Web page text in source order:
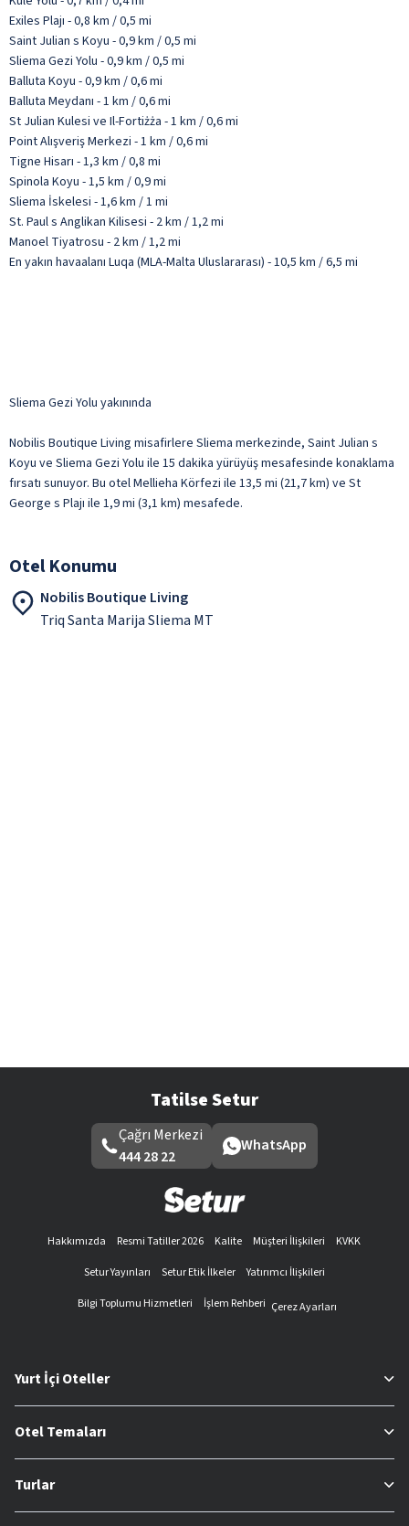
Exiles Plajı - 0,8 km / 0,5 mi
Saint Julian s Koyu - 0,9 km / 0,5 mi
Sliema Gezi Yolu - 0,9 km / 0,5 mi
Balluta Koyu - 0,9 km / 0,6 mi
Balluta Meydanı - 1 km / 0,6 mi
St Julian Kulesi ve Il-Fortiżża - 1 km / 0,6 mi
Point Alışveriş Merkezi - 1 km / 0,6 mi
Tigne Hisarı - 1,3 km / 0,8 mi
Spinola Koyu - 1,5 km / 0,9 mi
Sliema İskelesi - 1,6 km / 1 mi
St. Paul s Anglikan Kilisesi - 2 km / 1,2 mi
Manoel Tiyatrosu - 2 km / 1,2 mi
En yakın havaalanı Luqa (MLA-Malta Uluslararası) - 10,5 km / 6,5 mi
Sliema Gezi Yolu yakınında
Nobilis Boutique Living misafirlere Sliema merkezinde, Saint Julian s
Koyu ve Sliema Gezi Yolu ile 15 dakika yürüyüş mesafesinde konaklama
fırsatı sunuyor. Bu otel Mellieha Körfezi ile 13,5 mi (21,7 km) ve St
George s Plajı ile 1,9 mi (3,1 km) mesafede.
Otel Konumu
Nobilis Boutique Living
Triq Santa Marija Sliema MT
Tatilse Setur
Çağrı Merkezi
444 28 22
WhatsApp
Hakkımızda Resmi Tatiller 2026 Kalite Müşteri İlişkileri
KVKK
Setur Yayınları
Setur Etik İlkeler
Yatırımcı İlişkileri
Bilgi Toplumu Hizmetleri
İşlem Rehberi Çerez Ayarları
Yurt İçi Oteller
Otel Temaları
Turlar